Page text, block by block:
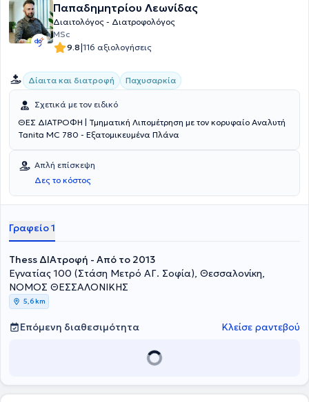
Παπαδημητρίου Λεωνίδας
Διαιτολόγος - Διατροφολόγος
MSc
9.8|116 αξιολογήσεις
Δίαιτα και διατροφή Παχυσαρκία
Σχετικά με τον ειδικό
ΘΕΣ ΔΙΑΤΡΟΦΗ | Τμηματική Λιπομέτρηση με τον κορυφαίο Αναλυτή
Tanita MC 780 - Εξατομικευμένα Πλάνα
Απλή επίσκεψη
Δες το κόστος
Γραφείο 1
Thess ΔΙΑτροφή - Από το 2013
Εγνατίας 100 (Στάση Μετρό ΑΓ. Σοφία), Θεσσαλονίκη,
ΝΟΜΟΣ ΘΕΣΣΑΛΟΝΙΚΗΣ
5,6 km
Επόμενη διαθεσιμότητα Κλείσε ραντεβού